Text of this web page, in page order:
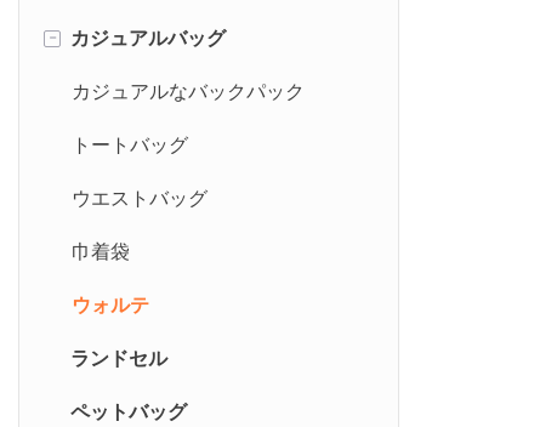
スポーツショルダーバッグ
ジムシューズバッグ
トラベルダッフルバッグ
トロリーバッグ
トイレタリーバッグ
屋外バックパック
-
カジュアルバッグ
カジュアルなバックパック
トートバッグ
ウエストバッグ
巾着袋
ウォルテ
ランドセル
ペットバッグ